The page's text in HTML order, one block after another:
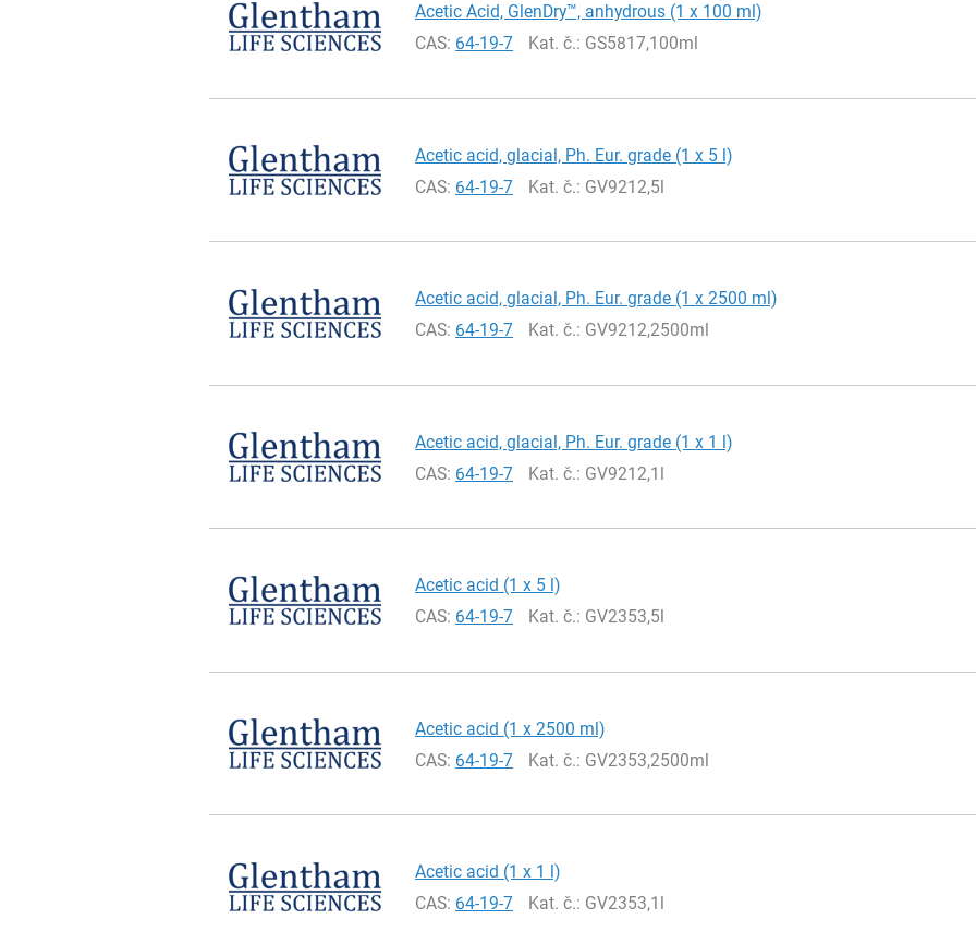
Acetic Acid, GlenDry™, anhydrous (1 x 100 ml)
CAS: 64-19-7 Kat. č.: GS5817,100ml
Acetic acid, glacial, Ph. Eur. grade (1 x 5 l)
CAS: 64-19-7 Kat. č.: GV9212,5l
Acetic acid, glacial, Ph. Eur. grade (1 x 2500 ml)
CAS: 64-19-7 Kat. č.: GV9212,2500ml
Acetic acid, glacial, Ph. Eur. grade (1 x 1 l)
CAS: 64-19-7 Kat. č.: GV9212,1l
Acetic acid (1 x 5 l)
CAS: 64-19-7 Kat. č.: GV2353,5l
Acetic acid (1 x 2500 ml)
CAS: 64-19-7 Kat. č.: GV2353,2500ml
Acetic acid (1 x 1 l)
CAS: 64-19-7 Kat. č.: GV2353,1l